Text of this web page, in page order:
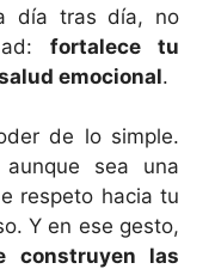
día tras día, no
fortalece tu
emocional.
de lo simple.
sea una
respeto hacia tu
Y en ese gesto,
construyen las